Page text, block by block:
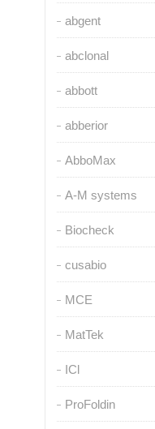
abgent
abclonal
abbott
abberior
AbboMax
A-M systems
Biocheck
cusabio
MCE
MatTek
ICl
ProFoldin